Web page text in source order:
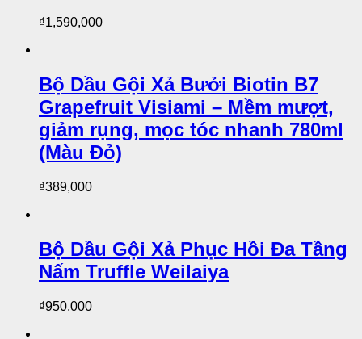
₫1,590,000
Bộ Dầu Gội Xả Bưởi Biotin B7
Grapefruit Visiami – Mềm mượt,
giảm rụng, mọc tóc nhanh 780ml
(Màu Đỏ)
₫389,000
Bộ Dầu Gội Xả Phục Hồi Đa Tầng
Nấm Truffle Weilaiya
₫950,000